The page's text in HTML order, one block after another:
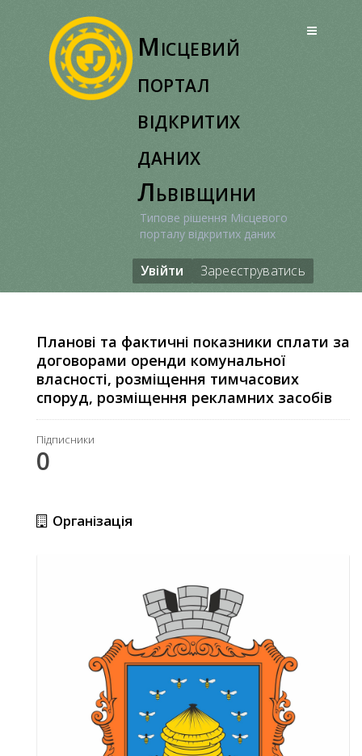
Місцевий
портал
відкритих
даних
Львівщини
Типове рішення Місцевого
порталу відкритих даних
Увійти Зареєструватись
Планові та фактичні показники сплати за
договорами оренди комунальної
власності, розміщення тимчасових
споруд, розміщення рекламних засобів
Підписники
0
Організація